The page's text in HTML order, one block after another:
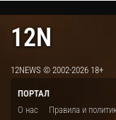
12N
12NEWS © 2002-2026 18+
ПОРТАЛ
О нас
Правила и